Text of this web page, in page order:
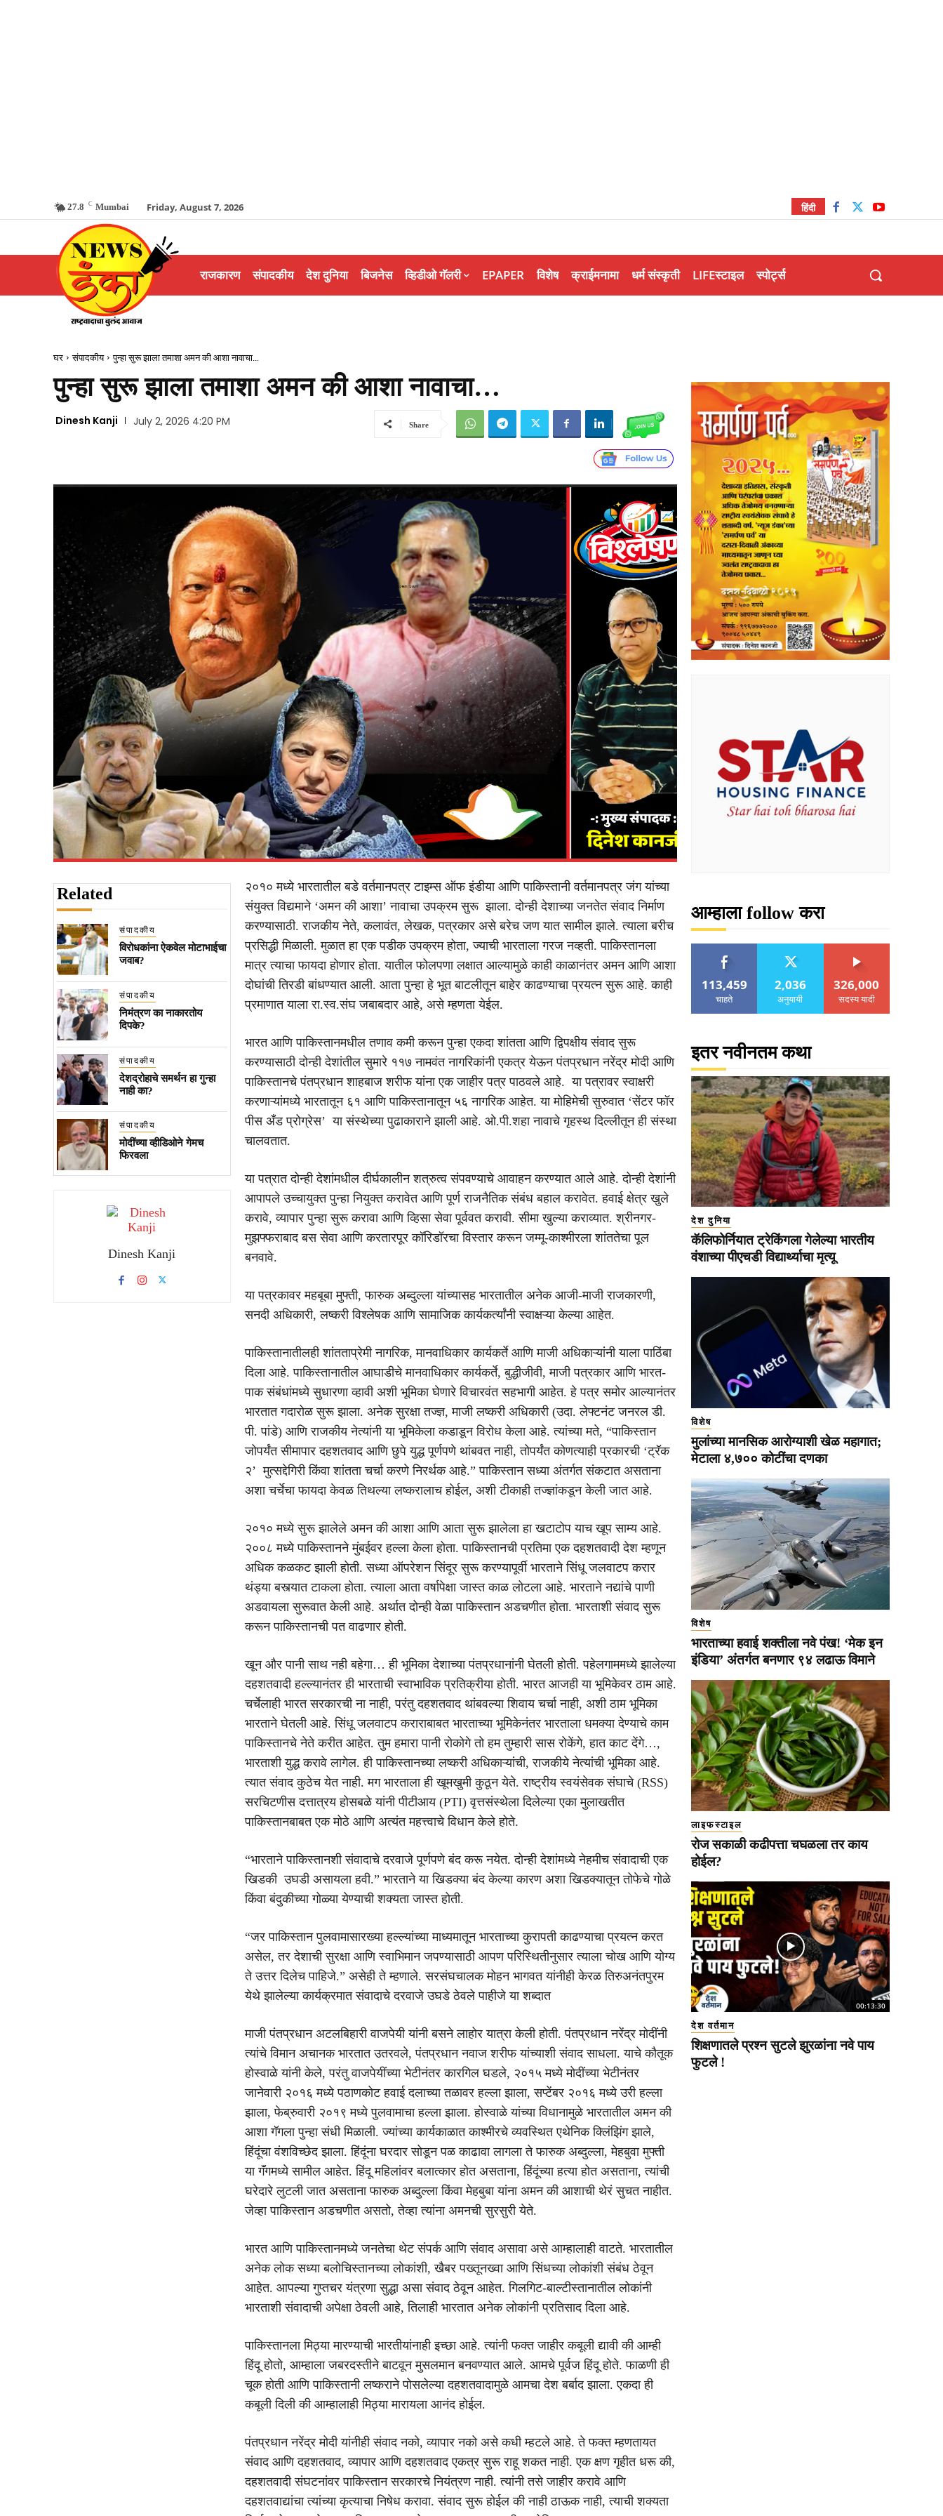
27.8 C Mumbai Friday, August 7, 2026 हिंदी
राजकारण संपादकीय देश दुनिया बिजनेस व्हिडीओ गॅलरी EPAPER विशेष क्राईमनामा धर्म संस्कृती LIFEस्टाइल स्पोर्ट्स
घर संपादकीय पुन्हा सुरू झाला तमाशा अमन की आशा नावाचा...
पुन्हा सुरू झाला तमाशा अमन की आशा नावाचा…
Dinesh Kanji July 2, 2026 4:20 PM Share
Related
संपादकीय
विरोधकांना ऐकवेल मोटाभाईचा
जवाब?
संपादकीय
निमंत्रण का नाकारतोय
दिपके?
संपादकीय
देशद्रोहाचे समर्थन हा गुन्हा
नाही का?
संपादकीय
मोदींच्या व्हीडिओने गेमच
फिरवला
Dinesh Kanji
२०१० मध्ये भारतातील बडे वर्तमानपत्र टाइम्स ऑफ इंडीया आणि पाकिस्तानी वर्तमानपत्र जंग यांच्या
संयुक्त विद्यमाने ‘अमन की आशा’ नावाचा उपक्रम सुरू झाला. दोन्ही देशाच्या जनतेत संवाद निर्माण
करण्यासाठी. राजकीय नेते, कलावंत, लेखक, पत्रकार असे बरेच जण यात सामील झाले. त्याला बरीच
प्रसिद्धी मिळाली. मुळात हा एक पडीक उपक्रम होता, ज्याची भारताला गरज नव्हती. पाकिस्तानला
मात्र त्याचा फायदा होणार होता. यातील फोलपणा लक्षात आल्यामुळे काही काळानंतर अमन आणि आशा
दोघांची तिरडी बांधण्यात आली. आता पुन्हा हे भूत बाटलीतून बाहेर काढण्याचा प्रयत्न सुरू आहे. काही
प्रमाणात याला रा.स्व.संघ जबाबदार आहे, असे म्हणता येईल.
भारत आणि पाकिस्तानमधील तणाव कमी करून पुन्हा एकदा शांतता आणि द्विपक्षीय संवाद सुरू
करण्यासाठी दोन्ही देशांतील सुमारे ११७ नामवंत नागरिकांनी एकत्र येऊन पंतप्रधान नरेंद्र मोदी आणि
पाकिस्तानचे पंतप्रधान शाहबाज शरीफ यांना एक जाहीर पत्र पाठवले आहे. या पत्रावर स्वाक्षरी
करणाऱ्यांमध्ये भारतातून ६१ आणि पाकिस्तानातून ५६ नागरिक आहेत. या मोहिमेची सुरुवात ‘सेंटर फॉर
पीस अँड प्रोग्रेस’ या संस्थेच्या पुढाकाराने झाली आहे. ओ.पी.शहा नावाचे गृहस्थ दिल्लीतून ही संस्था
चालवतात.
या पत्रात दोन्ही देशांमधील दीर्घकालीन शत्रुत्व संपवण्याचे आवाहन करण्यात आले आहे. दोन्ही देशांनी
आपापले उच्चायुक्त पुन्हा नियुक्त करावेत आणि पूर्ण राजनैतिक संबंध बहाल करावेत. हवाई क्षेत्र खुले
करावे, व्यापार पुन्हा सुरू करावा आणि व्हिसा सेवा पूर्ववत करावी. सीमा खुल्या कराव्यात. श्रीनगर-
मुझफ्फराबाद बस सेवा आणि करतारपूर कॉरिडॉरचा विस्तार करून जम्मू-काश्मीरला शांततेचा पूल
बनवावे.
या पत्रकावर महबूबा मुफ्ती, फारुक अब्दुल्ला यांच्यासह भारतातील अनेक आजी-माजी राजकारणी,
सनदी अधिकारी, लष्करी विश्लेषक आणि सामाजिक कार्यकर्त्यांनी स्वाक्षऱ्या केल्या आहेत.
पाकिस्तानातीलही शांतताप्रेमी नागरिक, मानवाधिकार कार्यकर्ते आणि माजी अधिकाऱ्यांनी याला पाठिंबा
दिला आहे. पाकिस्तानातील आघाडीचे मानवाधिकार कार्यकर्ते, बुद्धीजीवी, माजी पत्रकार आणि भारत-
पाक संबंधांमध्ये सुधारणा व्हावी अशी भूमिका घेणारे विचारवंत सहभागी आहेत. हे पत्र समोर आल्यानंतर
भारतात गदारोळ सुरू झाला. अनेक सुरक्षा तज्ज्ञ, माजी लष्करी अधिकारी (उदा. लेफ्टनंट जनरल डी.
पी. पांडे) आणि राजकीय नेत्यांनी या भूमिकेला कडाडून विरोध केला आहे. त्यांच्या मते, “पाकिस्तान
जोपर्यंत सीमापार दहशतवाद आणि छुपे युद्ध पूर्णपणे थांबवत नाही, तोपर्यंत कोणत्याही प्रकारची ‘ट्रॅक
२’ मुत्सद्देगिरी किंवा शांतता चर्चा करणे निरर्थक आहे.” पाकिस्तान सध्या अंतर्गत संकटात असताना
अशा चर्चेचा फायदा केवळ तिथल्या लष्करालाच होईल, अशी टीकाही तज्ज्ञांकडून केली जात आहे.
२०१० मध्ये सुरू झालेले अमन की आशा आणि आता सुरू झालेला हा खटाटोप याच खूप साम्य आहे.
२००८ मध्ये पाकिस्तानने मुंबईवर हल्ला केला होता. पाकिस्तानची प्रतिमा एक दहशतवादी देश म्हणून
अधिक कळकट झाली होती. सध्या ऑपरेशन सिंदूर सुरू करण्यापूर्वी भारताने सिंधू जलवाटप करार
थंड्या बस्त्यात टाकला होता. त्याला आता वर्षापेक्षा जास्त काळ लोटला आहे. भारताने नद्यांचे पाणी
अडवायला सुरूवात केली आहे. अर्थात दोन्ही वेळा पाकिस्तान अडचणीत होता. भारताशी संवाद सुरू
करून पाकिस्तानची पत वाढणार होती.
खून और पानी साथ नही बहेगा… ही भूमिका देशाच्या पंतप्रधानांनी घेतली होती. पहेलगाममध्ये झालेल्या
दहशतवादी हल्ल्यानंतर ही भारताची स्वाभाविक प्रतिक्रीया होती. भारत आजही या भूमिकेवर ठाम आहे.
चर्चेलाही भारत सरकारची ना नाही, परंतु दहशतवाद थांबवल्या शिवाय चर्चा नाही, अशी ठाम भूमिका
भारताने घेतली आहे. सिंधू जलवाटप कराराबाबत भारताच्या भूमिकेनंतर भारताला धमक्या देण्याचे काम
पाकिस्तानचे नेते करीत आहेत. तुम हमारा पानी रोकोगे तो हम तुम्हारी सास रोकेंगे, हात काट देंगे…,
भारताशी युद्ध करावे लागेल. ही पाकिस्तानच्या लष्करी अधिकाऱ्यांची, राजकीये नेत्यांची भूमिका आहे.
त्यात संवाद कुठेच येत नाही. मग भारताला ही खूमखुमी कुठून येते. राष्ट्रीय स्वयंसेवक संघाचे (RSS)
सरचिटणीस दत्तात्रय होसबळे यांनी पीटीआय (PTI) वृत्तसंस्थेला दिलेल्या एका मुलाखतीत
पाकिस्तानबाबत एक मोठे आणि अत्यंत महत्त्वाचे विधान केले होते.
“भारताने पाकिस्तानशी संवादाचे दरवाजे पूर्णपणे बंद करू नयेत. दोन्ही देशांमध्ये नेहमीच संवादाची एक
खिडकी उघडी असायला हवी.” भारताने या खिडक्या बंद केल्या कारण अशा खिडक्यातून तोफेचे गोळे
किंवा बंदुकीच्या गोळ्या येण्याची शक्यता जास्त होती.
“जर पाकिस्तान पुलवामासारख्या हल्ल्यांच्या माध्यमातून भारताच्या कुरापती काढण्याचा प्रयत्न करत
असेल, तर देशाची सुरक्षा आणि स्वाभिमान जपण्यासाठी आपण परिस्थितीनुसार त्याला चोख आणि योग्य
ते उत्तर दिलेच पाहिजे.” असेही ते म्हणाले. सरसंघचालक मोहन भागवत यांनीही केरळ तिरुअनंतपुरम
येथे झालेल्या कार्यक्रमात संवादाचे दरवाजे उघडे ठेवले पाहीजे या शब्दात
माजी पंतप्रधान अटलबिहारी वाजपेयी यांनी बसने लाहोर यात्रा केली होती. पंतप्रधान नरेंद्र मोदींनी
त्यांचे विमान अचानक भारतात उतरवले, पंतप्रधान नवाज शरीफ यांच्याशी संवाद साधला. याचे कौतूक
होस्वाळे यांनी केले, परंतु वाजपेयींच्या भेटीनंतर कारगिल घडले, २०१५ मध्ये मोदींच्या भेटीनंतर
जानेवारी २०१६ मध्ये पठाणकोट हवाई दलाच्या तळावर हल्ला झाला, सप्टेंबर २०१६ मध्ये उरी हल्ला
झाला, फेब्रुवारी २०१९ मध्ये पुलवामाचा हल्ला झाला. होस्वाळे यांच्या विधानामुळे भारतातील अमन की
आशा गॅगला पुन्हा संधी मिळाली. ज्यांच्या कार्यकाळात काश्मीरचे व्यवस्थित एथेनिक क्लिंझिंग झाले,
हिंदूंचा वंशविच्छेद झाला. हिंदूंना घरदार सोडून पळ काढावा लागला ते फारुक अब्दुल्ला, मेहबुवा मुफ्ती
या गॅंगमध्ये सामील आहेत. हिंदू महिलांवर बलात्कार होत असताना, हिंदूंच्या हत्या होत असताना, त्यांची
घरेदारे लुटली जात असताना फारुक अब्दुल्ला किंवा मेहबुबा यांना अमन की आशाची थेरं सुचत नाहीत.
जेव्हा पाकिस्तान अडचणीत असतो, तेव्हा त्यांना अमनची सुरसुरी येते.
भारत आणि पाकिस्तानमध्ये जनतेचा थेट संपर्क आणि संवाद असावा असे आम्हालाही वाटते. भारतातील
अनेक लोक सध्या बलोचिस्तानच्या लोकांशी, खैबर पख्तूनख्वा आणि सिंधच्या लोकांशी संबंध ठेवून
आहेत. आपल्या गुप्तचर यंत्रणा सुद्धा असा संवाद ठेवून आहेत. गिलगिट-बाल्टीस्तानातील लोकांनी
भारताशी संवादाची अपेक्षा ठेवली आहे, तिलाही भारतात अनेक लोकांनी प्रतिसाद दिला आहे.
पाकिस्तानला मिठ्या मारण्याची भारतीयांनाही इच्छा आहे. त्यांनी फक्त जाहीर कबूली द्यावी की आम्ही
हिंदू होतो, आम्हाला जबरदस्तीने बाटवून मुसलमान बनवण्यात आले. आमचे पूर्वज हिंदू होते. फाळणी ही
चूक होती आणि पाकिस्तानी लष्कराने पोसलेल्या दहशतवादामुळे आमचा देश बर्बाद झाला. एकदा ही
कबूली दिली की आम्हालाही मिठ्या मारायला आनंद होईल.
पंतप्रधान नरेंद्र मोदी यांनीही संवाद नको, व्यापार नको असे कधी म्हटले आहे. ते फक्त म्हणतायत
संवाद आणि दहशतवाद, व्यापार आणि दहशतवाद एकत्र सुरू राहू शकत नाही. एक क्षण गृहीत धरू की,
दहशतवादी संघटनांवर पाकिस्तान सरकारचे नियंत्रण नाही. त्यांनी तसे जाहीर करावे आणि
दहशतवाद्यांचा त्यांच्या कृत्याचा निषेध करावा. संवाद सुरू होईल की नाही ठाऊक नाही, त्याची शक्यता
आम्हाला follow करा
113,459
चाहते
2,036
अनुयायी
326,000
सदस्य यादी
इतर नवीनतम कथा
देश दुनिया
कॅलिफोर्नियात ट्रेकिंगला गेलेल्या भारतीय
वंशाच्या पीएचडी विद्यार्थ्याचा मृत्यू
विशेष
मुलांच्या मानसिक आरोग्याशी खेळ महागात;
मेटाला ४,७०० कोटींचा दणका
विशेष
भारताच्या हवाई शक्तीला नवे पंख! ‘मेक इन
इंडिया’ अंतर्गत बनणार ९४ लढाऊ विमाने
लाइफस्टाइल
रोज सकाळी कढीपत्ता चघळला तर काय
होईल?
00:13:30
देश वर्तमान
शिक्षणातले प्रश्न सुटले झुरळांना नवे पाय
फुटले !